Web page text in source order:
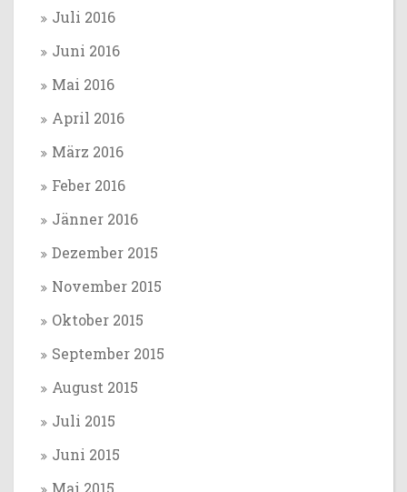
Juli 2016
Juni 2016
Mai 2016
April 2016
März 2016
Feber 2016
Jänner 2016
Dezember 2015
November 2015
Oktober 2015
September 2015
August 2015
Juli 2015
Juni 2015
Mai 2015